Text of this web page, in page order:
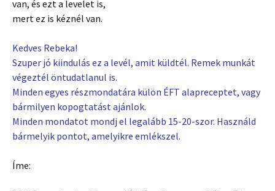
van, és ezt a levelet is,
mert ez is kéznél van.
Kedves Rebeka!
Szuper jó kiindulás ez a levél, amit küldtél. Remek munkát
végeztél öntudatlanul is.
Minden egyes részmondatára külön ÉFT alapreceptet, vagy
bármilyen kopogtatást ajánlok.
Minden mondatot mondj el legalább 15-20-szor. Használd
bármelyik pontot, amelyikre emlékszel.
Íme: